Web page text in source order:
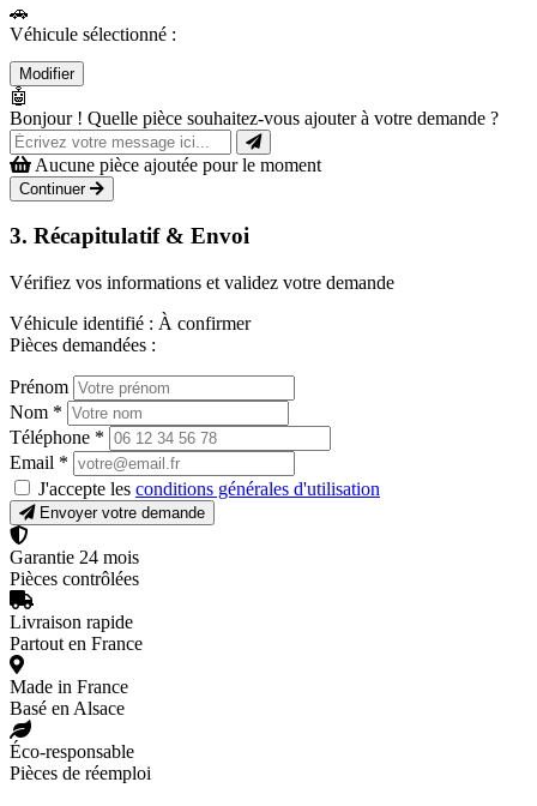
🚗
Véhicule sélectionné :
Modifier
🤖
Bonjour ! Quelle pièce souhaitez-vous ajouter à votre demande ?
Aucune pièce ajoutée pour le moment
Continuer
3. Récapitulatif & Envoi
Vérifiez vos informations et validez votre demande
Véhicule identifié : À confirmer
Pièces demandées :
Prénom
Nom *
Téléphone *
Email *
J'accepte les conditions générales d'utilisation
Envoyer votre demande
Garantie 24 mois
Pièces contrôlées
Livraison rapide
Partout en France
Made in France
Basé en Alsace
Éco-responsable
Pièces de réemploi